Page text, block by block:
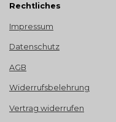
Rechtliches
Impressum
Datenschutz
AGB
Widerrufsbelehrung
Vertrag widerrufen